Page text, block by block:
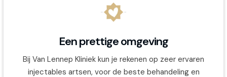
Een prettige omgeving
Bij Van Lennep Kliniek kun je rekenen op zeer ervaren
injectables artsen, voor de beste behandeling en